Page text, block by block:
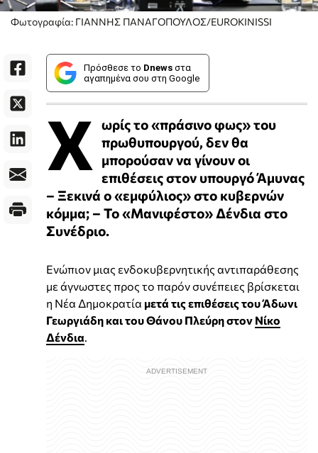
Φωτογραφία: ΓΙΑΝΝΗΣ ΠΑΝΑΓΟΠΟΥΛΟΣ/EUROKINISSI
Πρόσθεσε το Dnews στα
αγαπημένα σου στη Google
Χ ωρίς το «πράσινο φως» του
πρωθυπουργού, δεν θα
μπορούσαν να γίνουν οι
επιθέσεις στον υπουργό Άμυνας
– Ξεκινά ο «εμφύλιος» στο κυβερνών
κόμμα; – Το «Μανιφέστο» Δένδια στο
Συνέδριο.
Ενώπιον μιας ενδοκυβερνητικής αντιπαράθεσης
με άγνωστες προς το παρόν συνέπειες βρίσκεται
η Νέα Δημοκρατία μετά τις επιθέσεις του Άδωνι
Γεωργιάδη και του Θάνου Πλεύρη στον Νίκο
Δένδια.